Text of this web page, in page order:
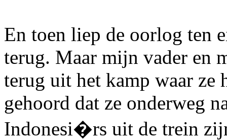
En toen liep de oorlog ten
terug. Maar mijn vader en
terug uit het kamp waar ze
gehoord dat ze onderweg
Indonesi�rs uit de trein